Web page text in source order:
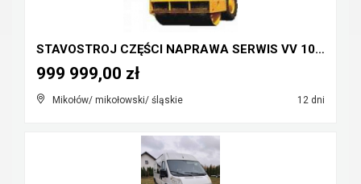
STAVOSTROJ CZĘŚCI NAPRAWA SERWIS VV 100 VV 110 VV ...
Mikołów/ mikołowski/ śląskie 12 dni
999 999,00 zł